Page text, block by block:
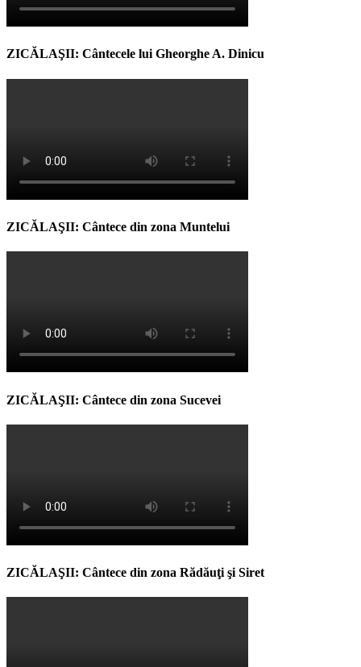
ZICĂLAŞII: Cântecele lui Gheorghe A. Dinicu
ZICĂLAŞII: Cântece din zona Muntelui
ZICĂLAŞII: Cântece din zona Sucevei
ZICĂLAŞII: Cântece din zona Rădăuţi şi Siret